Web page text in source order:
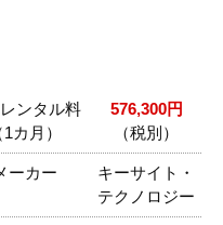
ンタル料
1カ月）
576,300円
（税別）
ーカー
キーサイト・
テクノロジー